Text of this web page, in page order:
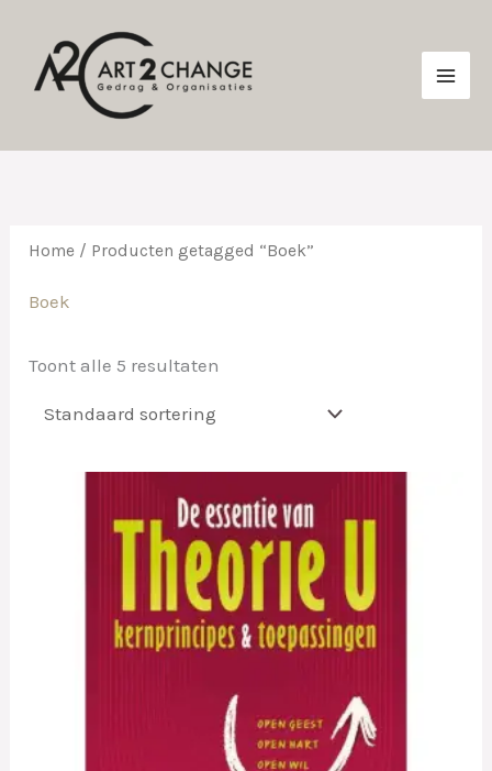
Home / Producten getagged “Boek”
Boek
Toont alle 5 resultaten